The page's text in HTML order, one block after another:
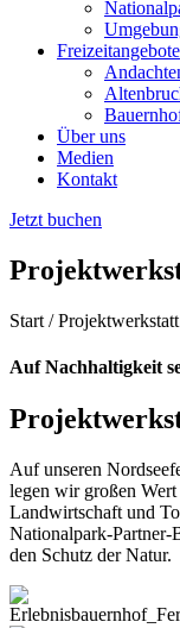
Freizeitangebote
Über uns
Medien
Kontakt
Jetzt buchen
Start / Projektwerkstatt
Auf Nachhaltigkeit
Auf unseren
legen wir großen
Landwirtschaft und
Nationalpark-Partner-
den Schutz der Natur.